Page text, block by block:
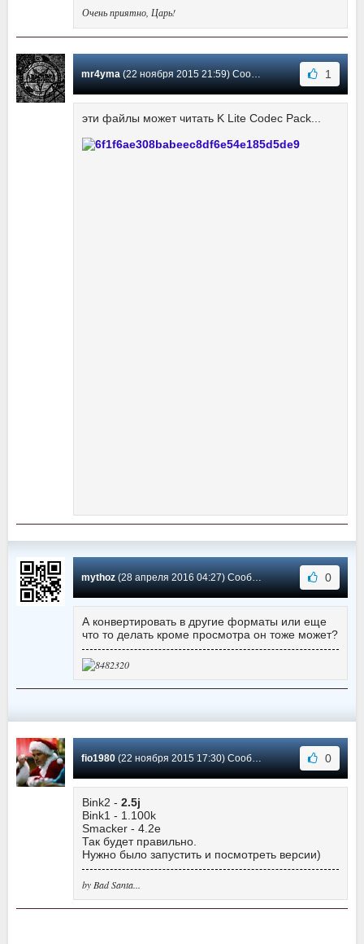
Очень приятно, Царь!
mr4yma(22 ноября 2015 21:59) Сообщение #49 1
эти файлы может читать K Lite Codec Pack...
mythoz(28 апреля 2016 04:27) Сообщение #48 0
А конвертировать в другие форматы или еще
что то делать кроме просмотра он тоже может?
fio1980(22 ноября 2015 17:30) Сообщение #47 0
Bink2 - 2.5j
Bink1 - 1.100k
Smacker - 4.2e
Так будет правильно.
Нужно было запустить и посмотреть версии)
by Bad Santa...